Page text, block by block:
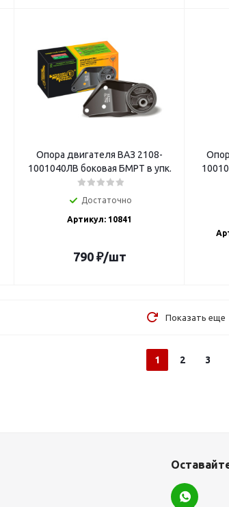
Опора двигателя ВАЗ 2108-
1001040ЛВ боковая БМРТ в упк.
Достаточно
Артикул: 10841
790₽/шт
Показать еще
1 2 3